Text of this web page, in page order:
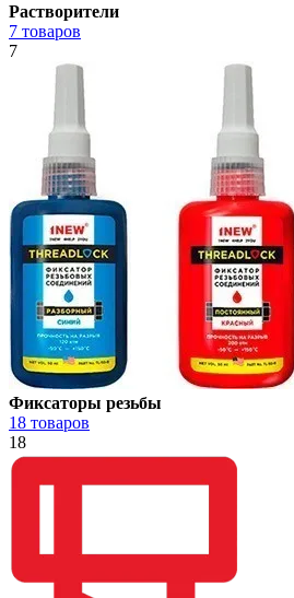
Растворители
7 товаров
7
Фиксаторы резьбы
18 товаров
18